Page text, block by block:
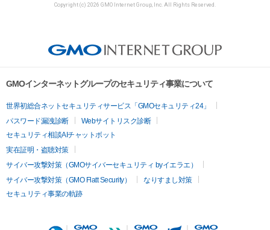
Copyright (c) 2026 GMO Internet Group, Inc. All Rights Reserved.
GMOインターネットグループのセキュリティ事業について
世界初総合ネットセキュリティサービス「GMOセキュリティ24」
パスワード漏洩診断
Webサイトリスク診断
セキュリティ相談AIチャットボット
実在証明・盗聴対策
サイバー攻撃対策（GMOサイバーセキュリティ byイエラエ）
サイバー攻撃対策（GMO Flatt Security）
なりすまし対策
セキュリティ事業の軌跡